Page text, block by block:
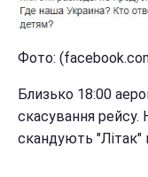
Фото:
Близько 18:00
скасування рейсу.
скандують